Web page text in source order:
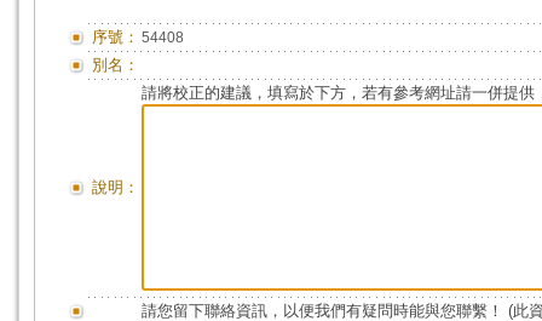
序號： 54408
別名：
說明：
請將校正的建議，填寫於下方，若有參考網址請一併提供
請您留下聯絡資訊，以便我們有疑問時能與您聯繫！ (此